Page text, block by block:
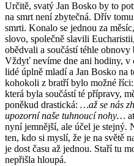
Určitě, svatý Jan Bosko by to
na smrt není zbytečná. Dřív
smrti. Konalo se jednou za
slovo, společně slavili
obědvali a součástí téhle
Vždyť nevíme dne ani hodiny, v
lidé úplně mladí a Jan Bosko na
kohokoli z bratří bylo možné
která byla součástí té přípravy,
poněkud drastická: …až se nás
upozorní naše tuhnoucí nohy…
nyní jemnější, ale účel je stejný.
ten, kdo si myslí, že je na světě
je dost času až jednou. Staří tu
nepřišla hloupá.